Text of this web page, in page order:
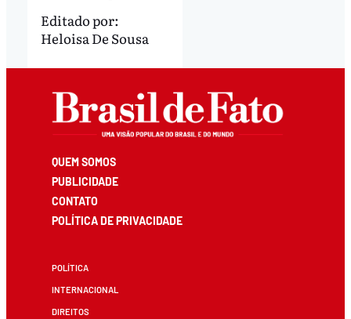
Editado por:
Heloisa De Sousa
QUEM SOMOS
PUBLICIDADE
CONTATO
POLÍTICA DE PRIVACIDADE
POLÍTICA
INTERNACIONAL
DIREITOS